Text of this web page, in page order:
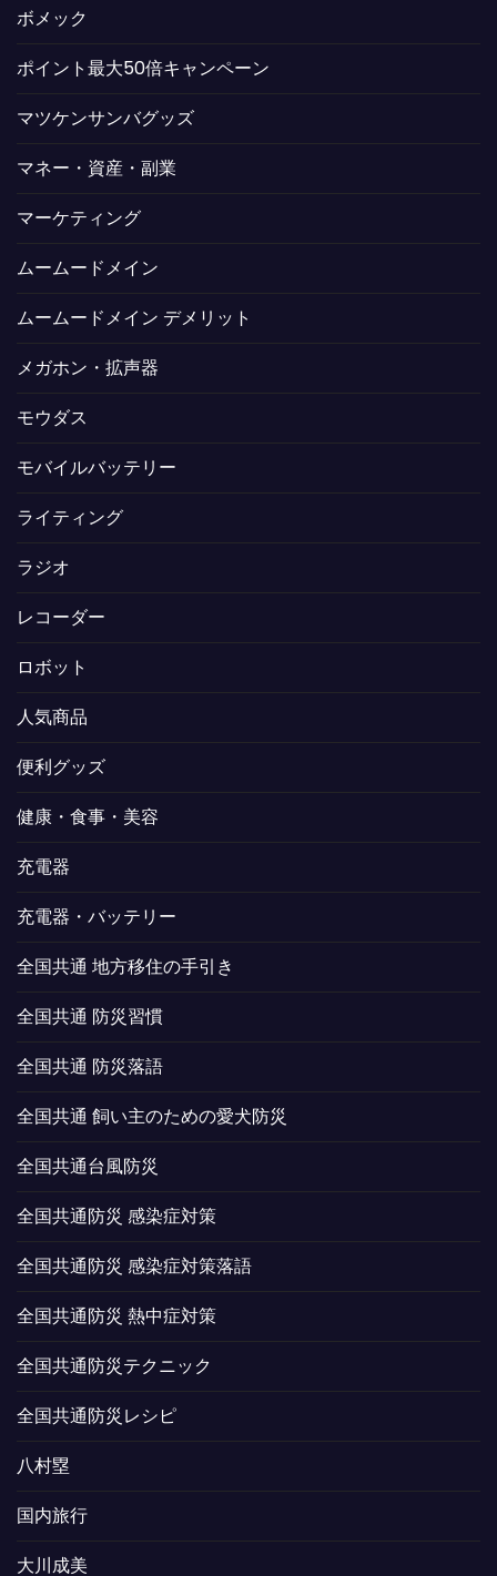
ボメック
ポイント最大50倍キャンペーン
マツケンサンバグッズ
マネー・資産・副業
マーケティング
ムームードメイン
ムームードメイン デメリット
メガホン・拡声器
モウダス
モバイルバッテリー
ライティング
ラジオ
レコーダー
ロボット
人気商品
便利グッズ
健康・食事・美容
充電器
充電器・バッテリー
全国共通 地方移住の手引き
全国共通 防災習慣
全国共通 防災落語
全国共通 飼い主のための愛犬防災
全国共通台風防災
全国共通防災 感染症対策
全国共通防災 感染症対策落語
全国共通防災 熱中症対策
全国共通防災テクニック
全国共通防災レシピ
八村塁
国内旅行
大川成美